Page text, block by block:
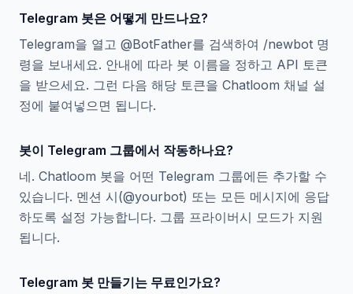
Telegram 봇은 어떻게 만드나요?
Telegram을 열고 @BotFather를 검색하여 /newbot 명
령을 보내세요. 안내에 따라 봇 이름을 정하고 API 토큰
을 받으세요. 그런 다음 해당 토큰을 Chatloom 채널 설
정에 붙여넣으면 됩니다.
봇이 Telegram 그룹에서 작동하나요?
네. Chatloom 봇을 어떤 Telegram 그룹에든 추가할 수
있습니다. 멘션 시(@yourbot) 또는 모든 메시지에 응답
하도록 설정 가능합니다. 그룹 프라이버시 모드가 지원
됩니다.
Telegram 봇 만들기는 무료인가요?